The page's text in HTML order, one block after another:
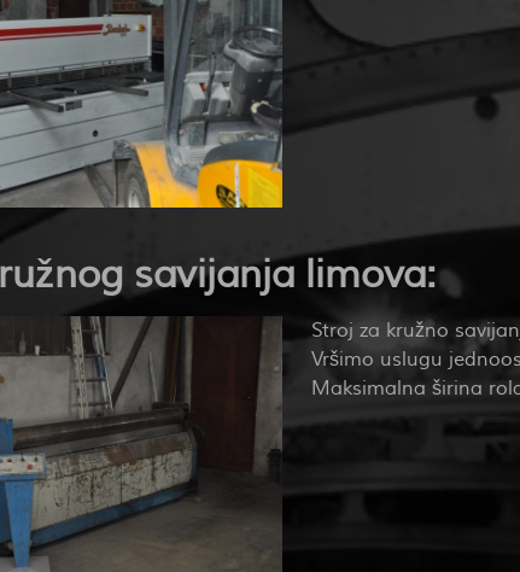
savijanja limova:
Stroj za kružno
Vršimo uslugu
Maksimalna širina